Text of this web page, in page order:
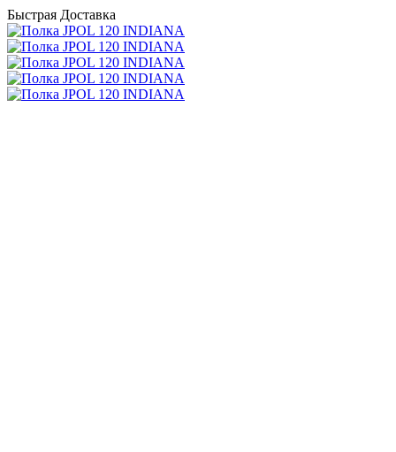
Быстрая Доставка